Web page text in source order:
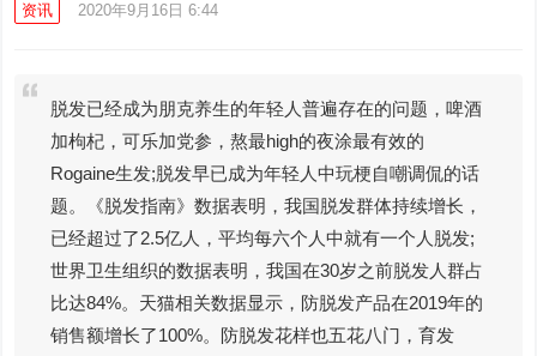
资讯 2020年9月16日 6:44
脱发已经成为朋克养生的年轻人普遍存在的问题，啤酒
加枸杞，可乐加党参，熬最high的夜涂最有效的
Rogaine生发;脱发早已成为年轻人中玩梗自嘲调侃的话
题。《脱发指南》数据表明，我国脱发群体持续增长，
已经超过了2.5亿人，平均每六个人中就有一个人脱发;
世界卫生组织的数据表明，我国在30岁之前脱发人群占
比达84%。天猫相关数据显示，防脱发产品在2019年的
销售额增长了100%。防脱发花样也五花八门，育发